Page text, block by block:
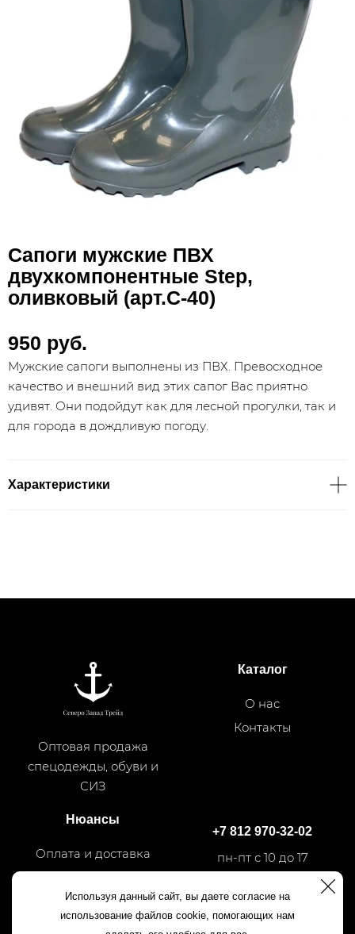
Сапоги мужские ПВХ
двухкомпонентные Step,
оливковый (арт.С-40)
950 руб.
Мужские сапоги выполнены из ПВХ. Превосходное
качество и внешний вид этих сапог Вас приятно
удивят. Они подойдут как для лесной прогулки, так и
для города в дождливую погоду.
Характеристики
Оптовая продажа
спецодежды, обуви и
СИЗ
Каталог
О нас
Контакты
Нюансы
Оплата и доставка
+7 812 970-32-02
пн-пт с 10 до 17
+7 812 540-50-35
Используя данный сайт, вы даете согласие на
использование файлов cookie, помогающих нам